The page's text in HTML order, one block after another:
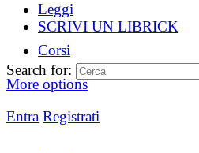
Leggi
SCRIVI UN LIBRICK
Corsi
More options
Entra Registrati
Search for: